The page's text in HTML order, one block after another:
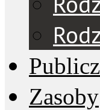
Zasoby